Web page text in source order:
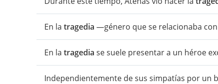
En la tragedia —género que se relacionaba
En la tragedia se suele presentar a un héroe
Independientemente de sus simpatías por un